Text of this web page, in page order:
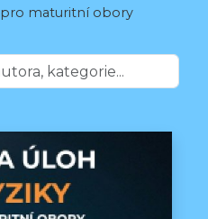
maturitní obory